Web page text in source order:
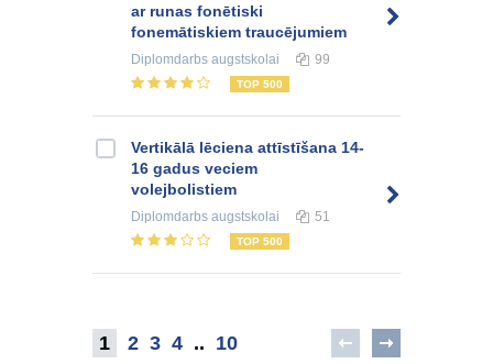
ar runas fonētiski
fonemātiskiem traucējumiem
Diplomdarbs augstskolai 99
TOP 500
Vertikālā lēciena attīstīšana 14-
16 gadus veciem
volejbolistiem
Diplomdarbs augstskolai 51
TOP 500
1 2 3 4 .. 10